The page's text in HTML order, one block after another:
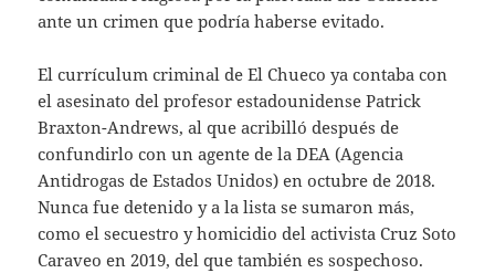
ante un crimen que podría haberse evitado.
El currículum criminal de El Chueco ya contaba con
el asesinato del profesor estadounidense Patrick
Braxton-Andrews, al que acribilló después de
confundirlo con un agente de la DEA (Agencia
Antidrogas de Estados Unidos) en octubre de 2018.
Nunca fue detenido y a la lista se sumaron más,
como el secuestro y homicidio del activista Cruz Soto
Caraveo en 2019, del que también es sospechoso.